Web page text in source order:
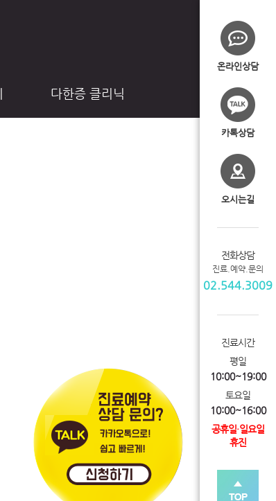
온라인상담
카톡상담
오시는길
전화상담
진료.예약.문의
02.544.3009
진료시간
평일
10:00~19:00
토요일
10:00~16:00
공휴일·일요일
휴진
다한증 클리닉